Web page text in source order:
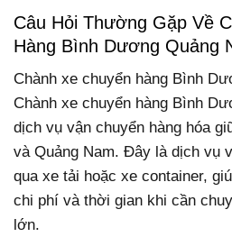
Câu Hỏi Thường Gặp Về
Hàng Bình Dương Quảng
Chành xe chuyển hàng Bình
Chành xe chuyển hàng Bình
dịch vụ vận chuyển hàng hóa
và Quảng Nam. Đây là dịch vụ
qua xe tải hoặc xe container,
chi phí và thời gian khi cần
lớn.